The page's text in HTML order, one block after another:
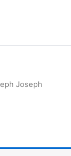
Joseph